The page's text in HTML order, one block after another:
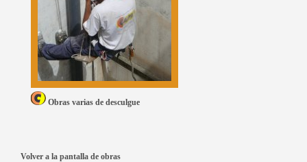
Obras varias de desculgue
Volver a la pantalla de obras